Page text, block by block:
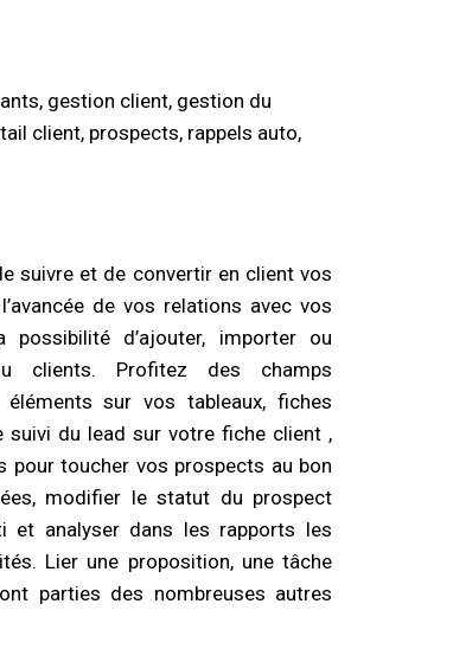
gestion client, gestion du
client, prospects, rappels auto,
suivre et de convertir en client vos
de vos relations avec vos
d’ajouter, importer ou
clients. Profitez des champs
sur vos tableaux, fiches
suivi du lead sur votre fiche client ,
pour toucher vos prospects au bon
modifier le statut du prospect
et analyser dans les rapports les
Lier une proposition, une tâche
parties des nombreuses autres